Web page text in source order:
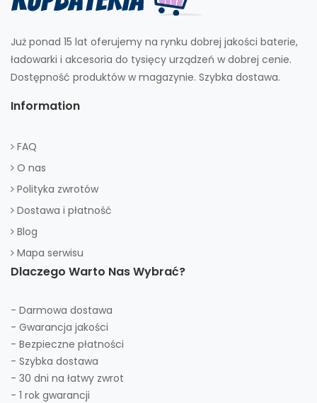
Już ponad 15 lat oferujemy na rynku dobrej jakości baterie,
ładowarki i akcesoria do tysięcy urządzeń w dobrej cenie.
Dostępność produktów w magazynie. Szybka dostawa.
Information
FAQ
O nas
Polityka zwrotów
Dostawa i płatność
Blog
Mapa serwisu
Dlaczego Warto Nas Wybrać?
- Darmowa dostawa
- Gwarancja jakości
- Bezpieczne płatności
- Szybka dostawa
- 30 dni na łatwy zwrot
- 1 rok gwarancji